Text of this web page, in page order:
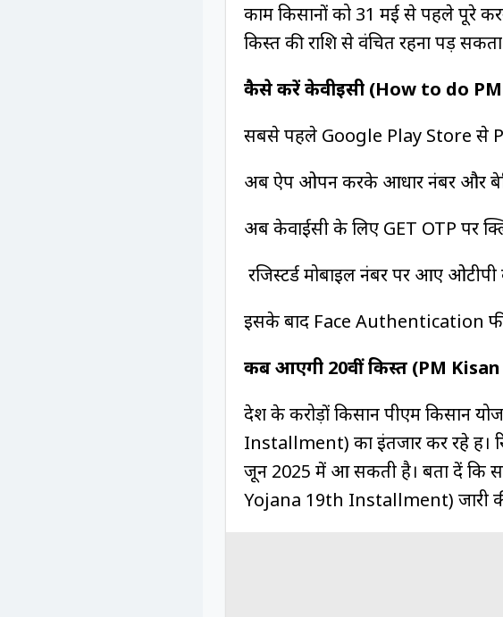
काम किसानों को 31 मई से पहले पूरे
किस्त की राशि से वंचित रहना पड़
कैसे करें केवीईसी (How to do PM
सबसे पहले Google Play Store से
अब ऐप ओपन करके आधार नंबर और
अब केवाईसी के लिए GET OTP पर
रजिस्टर्ड मोबाइल नंबर पर आए ओटीपी
इसके बाद Face Authentication
कब आएगी 20वीं किस्त (PM
देश के करोड़ों किसान पीएम किसान
Installment) का इंतजार कर रहे हैं।
जून 2025 में आ सकती है। बता दें कि
Yojana 19th Installment) जारी